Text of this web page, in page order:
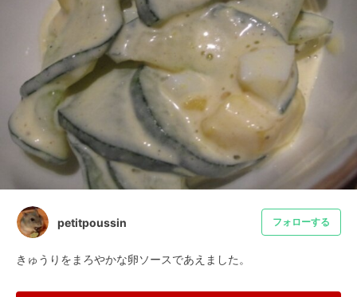
petitpoussin フォローする
きゅうりをまろやかな卵ソースであえました。